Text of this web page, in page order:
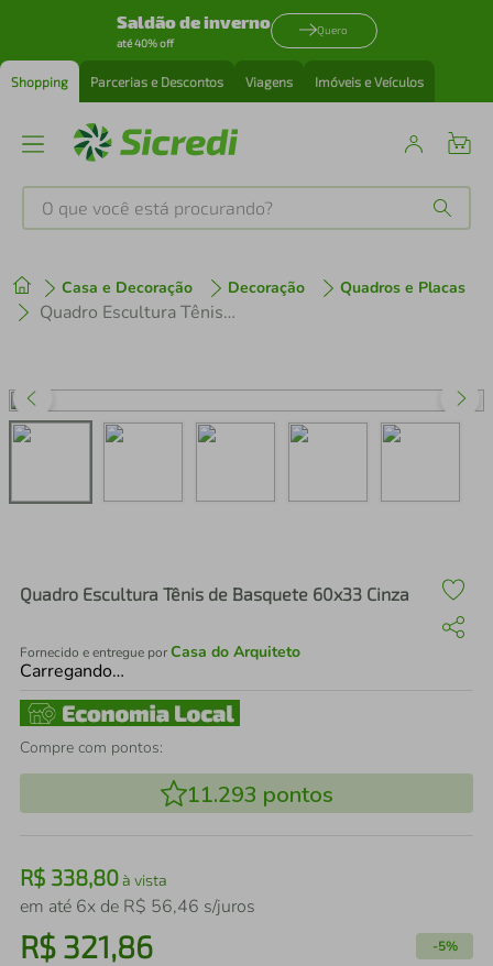
Saldão de inverno
até 40% off
Quero
Shopping Parcerias e Descontos Viagens Imóveis e Veículos
O que você está procurando?
Casa e Decoração Decoração Quadros e Placas
Quadro Escultura Tênis de Basquete 60x33 Cinza
Quadro Escultura Tênis de Basquete 60x33 Cinza
Fornecido e entregue porCasa do Arquiteto
Carregando…
Compre com pontos:
11.293 pontos
R$ 338,80à vista
em até 6x de R$ 56,46 s/juros
R$ 321,86 -5%
1º tenis
perfume